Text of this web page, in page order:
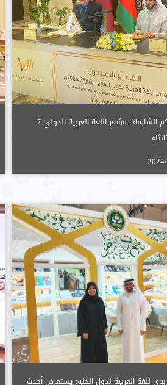
برعاية حاكم الشارقة.. مؤتمر اللغة العربية الدولي 7
للغة العربية لدول الخليج يستعرض أحدث